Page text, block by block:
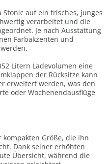
auf ein frisches, junges
verarbeitet und die
Je nach Ausstattung
Farbakzenten und
Litern Ladevolumen eine
der Rücksitze kann
erweitert werden, was den
oder Wochenendausflüge
Größe, die ihn
Dank seiner erhöhten
Übersicht, während die